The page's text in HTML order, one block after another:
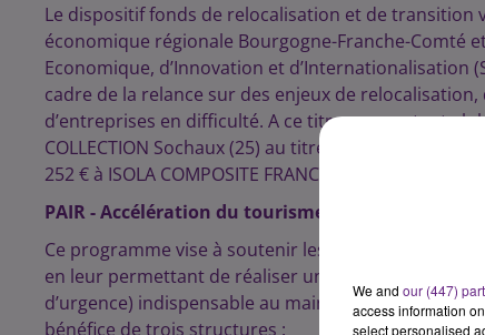
Le dispositif fonds de relocalisation et de transition
économique régionale Bourgogne-Franche-Comté
Economique, d’Innovation et d’Internationalisation
cadre de la relance sur des enjeux de
d’entreprises en difficulté. A ce titre un montant
COLLECTION Sochaux (25) au titre du fonds de
252 € à ISOLA COMPOSITE FRANCE Delle (90) Au
PAIR - Accélération du tourisme social en
Ce programme vise à soutenir les structures
en leur permettant de réaliser une première
d’urgence) indispensable au maintien de leur
bénéfice de trois structures :
We and our (447)
access information
select personalised